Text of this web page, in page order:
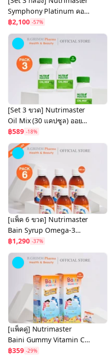
Symphony Platinum คอล
ลาเจนไดเปบไทด์จาก
ประเทศญี่ปุ่น 10,000 มก.
฿2,100 -57%
[Set 3 ขวด] Nutrimaster
Oil Mix (30 แคปซูล) ออยล์
มิกซ์ น้ำมันสกัดเย็นจากพืช
6 ชนิด
฿589 -18%
[แพ็ค 6 ขวด] Nutrimaster
Bain Syrup Omega-3
DHA+EPA เบน ไซรัป น้ำมัน
ปลาสำหรับเด็ก โอเมก้า-3
฿1,290 -37%
[แพ็คคู่] Nutrimaster
Baini Gummy Vitamin C
Plus DHA เบนิ กัมมี่ วิตามิน
฿359 -29%